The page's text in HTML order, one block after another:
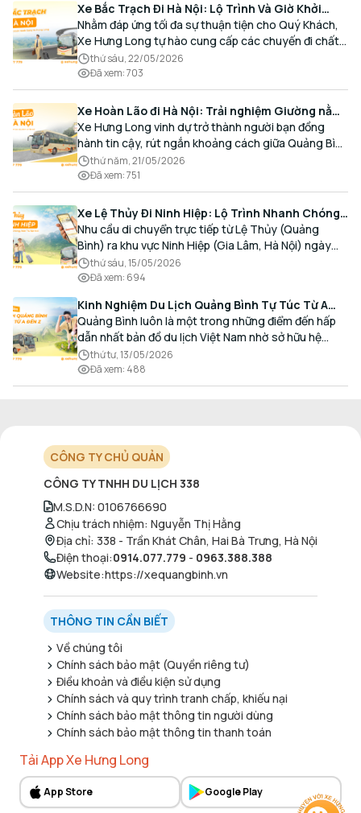
Xe Bắc Trạch Đi Hà Nội: Lộ Trình Và Giờ Khởi
Hành Cùng Xe Hưng Long
Nhằm đáp ứng tối đa sự thuận tiện cho Quý Khách,
Xe Hưng Long tự hào cung cấp các chuyến đi chất
lượng cao, an toàn với lịch trình linh hoạt mỗi ngày.
thứ sáu, 22/05/2026
Đã xem:703
Xe Hoàn Lão đi Hà Nội: Trải nghiệm Giường nằm
Cao cấp, Đón trả Tận nơi
Xe Hưng Long vinh dự trở thành người bạn đồng
hành tin cậy, rút ngắn khoảng cách giữa Quảng Bình
và Thủ đô bằng chất lượng dịch vụ chuẩn mực.
thứ năm, 21/05/2026
Đã xem:751
Xe Lệ Thủy Đi Ninh Hiệp: Lộ Trình Nhanh Chóng,
Đón Trả Tận Nơi
Nhu cầu di chuyển trực tiếp từ Lệ Thủy (Quảng
Bình) ra khu vực Ninh Hiệp (Gia Lâm, Hà Nội) ngày
càng gia tăng, đặc biệt đối với các hành khách có
nhu cầu giao thương, kinh doanh và mua sắm.
thứ sáu, 15/05/2026
Đã xem: 694
Kinh Nghiệm Du Lịch Quảng Bình Tự Túc Từ A
Đến Z Chi Tiết Nhất
Quảng Bình luôn là một trong những điểm đến hấp
dẫn nhất bản đồ du lịch Việt Nam nhờ sở hữu hệ
thống hang động kỳ vĩ, những bãi biển hoang sơ và
nét ẩm thực đậm đà bản sắc.
thứ tư, 13/05/2026
Đã xem: 488
CÔNG TY CHỦ QUẢN
CÔNG TY TNHH DU LỊCH 338
M.S.D.N: 0106766690
Chịu trách nhiệm: Nguyễn Thị Hằng
Địa chỉ: 338 - Trần Khát Chân, Hai Bà Trưng, Hà Nội
Điện thoại:0914.077.779 - 0963.388.388
Website:https://xequangbinh.vn
THÔNG TIN CẦN BIẾT
Về chúng tôi
Chính sách bảo mật (Quyền riêng tư)
Điều khoản và điều kiện sử dụng
Chính sách và quy trình tranh chấp, khiếu nại
Chính sách bảo mật thông tin người dùng
Chính sách bảo mật thông tin thanh toán
Tải App Xe Hưng Long
App Store Google Play